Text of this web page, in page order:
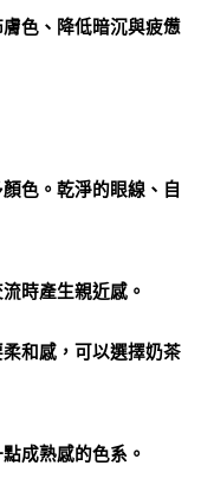
色、降低暗沉與疲憊
色。乾淨的眼線、自
時產生親近感。
和感，可以選擇奶茶
成熟感的色系。